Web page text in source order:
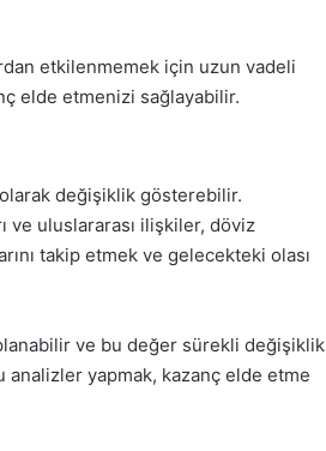
etkilenmemek için uzun vadeli
elde etmenizi sağlayabilir.
değişiklik gösterebilir.
ve uluslararası ilişkiler, döviz
takip etmek ve gelecekteki olası
ve bu değer sürekli değişiklik
analizler yapmak, kazanç elde etme